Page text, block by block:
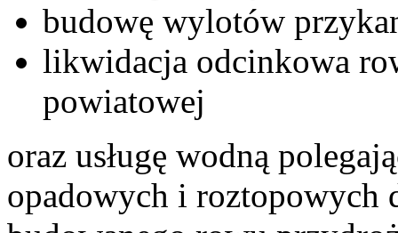
budowę wylotów
likwidacja odcinkowa
powiatowej
oraz usługę wodną
opadowych i roztopowych